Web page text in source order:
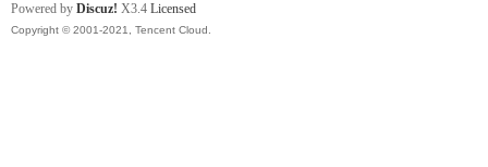
Powered by Discuz! X3.4 Licensed
Copyright © 2001-2021, Tencent Cloud.